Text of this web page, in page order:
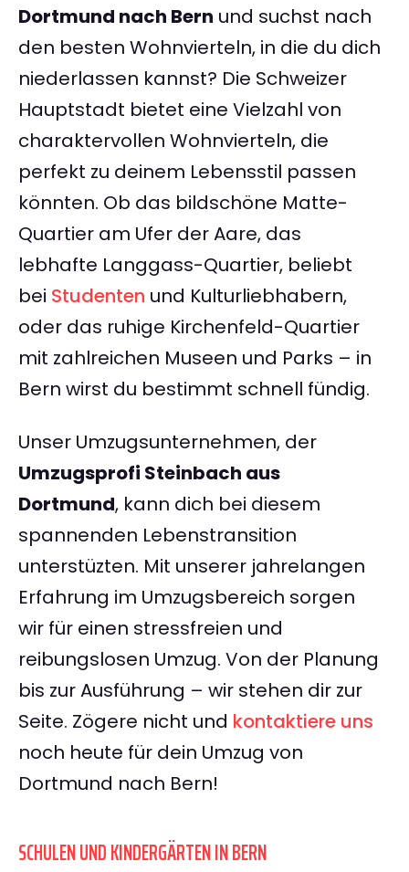
Dortmund nach Bern und suchst nach
den besten Wohnvierteln, in die du dich
niederlassen kannst? Die Schweizer
Hauptstadt bietet eine Vielzahl von
charaktervollen Wohnvierteln, die
perfekt zu deinem Lebensstil passen
könnten. Ob das bildschöne Matte-
Quartier am Ufer der Aare, das
lebhafte Langgass-Quartier, beliebt
bei Studenten und Kulturliebhabern,
oder das ruhige Kirchenfeld-Quartier
mit zahlreichen Museen und Parks – in
Bern wirst du bestimmt schnell fündig.
Unser Umzugsunternehmen, der
Umzugsprofi Steinbach aus
Dortmund, kann dich bei diesem
spannenden Lebenstransition
unterstüzten. Mit unserer jahrelangen
Erfahrung im Umzugsbereich sorgen
wir für einen stressfreien und
reibungslosen Umzug. Von der Planung
bis zur Ausführung – wir stehen dir zur
Seite. Zögere nicht und kontaktiere uns
noch heute für dein Umzug von
Dortmund nach Bern!
SCHULEN UND KINDERGÄRTEN IN BERN